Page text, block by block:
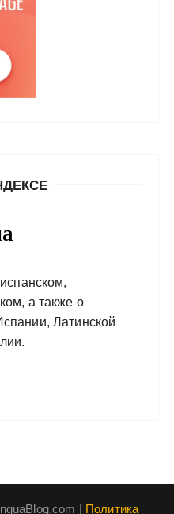
а также о
Латинской
| Политика